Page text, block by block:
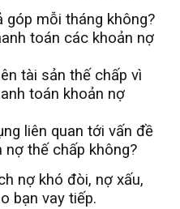
góp mỗi tháng không?
toán các khoản nợ
tài sản thế chấp vì
toán khoản nợ
liên quan tới vấn đề
thế chấp không?
nợ khó đòi, nợ xấu,
bạn vay tiếp.